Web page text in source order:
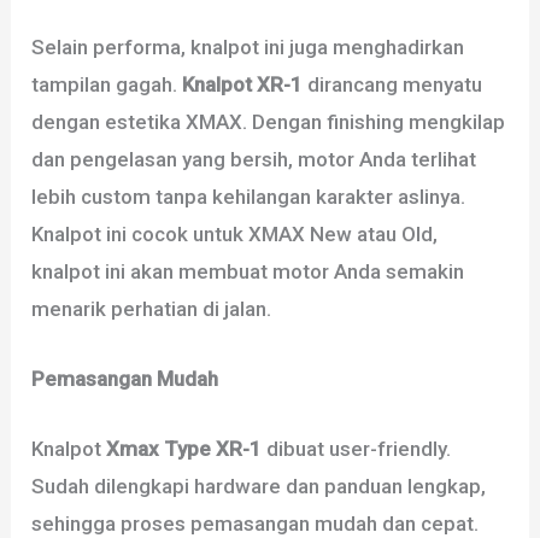
Selain performa, knalpot ini juga menghadirkan
tampilan gagah. Knalpot XR-1 dirancang menyatu
dengan estetika XMAX. Dengan finishing mengkilap
dan pengelasan yang bersih, motor Anda terlihat
lebih custom tanpa kehilangan karakter aslinya.
Knalpot ini cocok untuk XMAX New atau Old,
knalpot ini akan membuat motor Anda semakin
menarik perhatian di jalan.
Pemasangan Mudah
KnalpotXmax Type XR-1 dibuat user-friendly.
Sudah dilengkapi hardware dan panduan lengkap,
sehingga proses pemasangan mudah dan cepat.